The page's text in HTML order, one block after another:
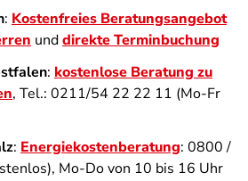
: Kostenfreies Beratungsangebot
unddirekte Terminbuchung
: kostenlose Beratung zu
, Tel.: 0211/54 22 22 11 (Mo-Fr
: Energiekostenberatung: 0800 /
Mo-Do von 10 bis 16 Uhr